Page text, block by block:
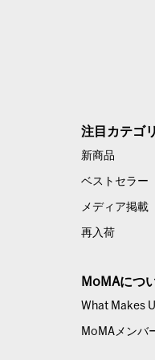
注目カテゴ
新商品
ベストセラー
メディア掲載
再入荷
MoMAにつ
What Makes
MoMAメンバ